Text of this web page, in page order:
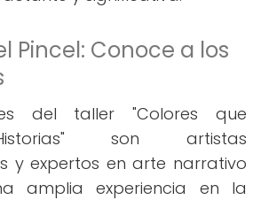
Pincel: Conoce a los
del taller "Colores que
son artistas
y expertos en arte narrativo
amplia experiencia en la